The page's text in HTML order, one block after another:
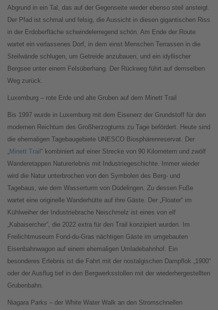
Abgrund in ein Tal, das auf der Gegenseite wieder ebenso steil ansteigt.
Der Pfad ist schmal und felsig, die Aussicht in diesen gigantischen Riss
in der Erdoberfläche schwindelerregend schön. Am Ende der Route
wartet ein verlassenes Dorf, in dem einst Menschen Terrassen in die
Steilwände schlugen, um Getreide anzubauen, und ein idyllischer
Bergsee unter einem Felsüberhang. Der Rückweg führt auf demselben
Weg zurück.
Luxemburg – rote Erde und alte Gruben auf dem Minett Trail
Bis 1997 wurde in Luxemburg mit dem Eisenerz der Grundstoff für den
modernen Reichtum des Großherzogtums zu Tage befördert. Heute sind
die ehemaligen Tagebaugebiete UNESCO Biosphärenreservat. Der
„Minett Trail “ kombiniert auf einer Strecke von 90 Kilometern und zwölf
Wanderetappen Naturerlebnis mit Industriegeschichte. Immer wieder
wird die Natur unterbrochen von den Symbolen des Berg- und
Tagebaus, wie dem Wasserturm von Düdelingen. Zu dessen Fuße
wartet eine originelle Wanderhütte auf ihre Gäste. Der „Floater“ im
Kühlweiher der Industriebrache Neischmelz ist eines von elf
„Kabaisercher“, die 2022 extra für den Trail konzipiert wurden. Im
Freilichtmuseum Fond-du-Gras nächtigen Gäste im umgebauten
Eisenbahnwagon auf einem ehemaligen Umladebahnhof. Ein
besonderes Erlebnis ist die Fahrt mit der nostalgischen Dampflok „1900“
oder der Ausflug tief in den Bergwerksstollen mit der wiederhergestellten
Grubenbahn.
Niagara Parks – der White Water Walk an den Stromschnellen